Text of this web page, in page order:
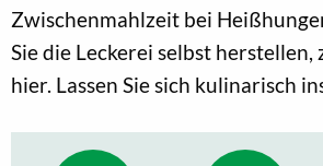
Zwischenmahlzeit bei
Sie die Leckerei selbst
hier. Lassen Sie sich kulinarisch